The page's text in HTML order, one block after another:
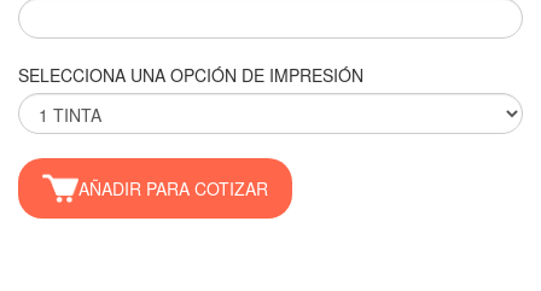
SELECCIONA UNA OPCIÓN DE IMPRESIÓN
AÑADIR PARA COTIZAR